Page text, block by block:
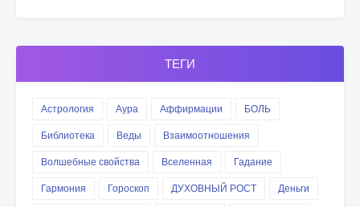
ТЕГИ
Астрология Аура Аффирмации
БОЛЬ
Библиотека
Веды
Взаимоотношения
Волшебные свойства
Вселенная
Гадание
Гармония
Гороскоп ДУХОВНЫЙ РОСТ
Деньги